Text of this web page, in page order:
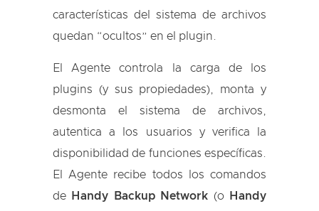
características del sistema de archivos
quedan “ocultos” en el plugin.
El Agente controla la carga de los
plugins (y sus propiedades), monta y
desmonta el sistema de archivos,
autentica a los usuarios y verifica la
disponibilidad de funciones específicas.
El Agente recibe todos los comandos
de
Handy Backup Network (o Handy